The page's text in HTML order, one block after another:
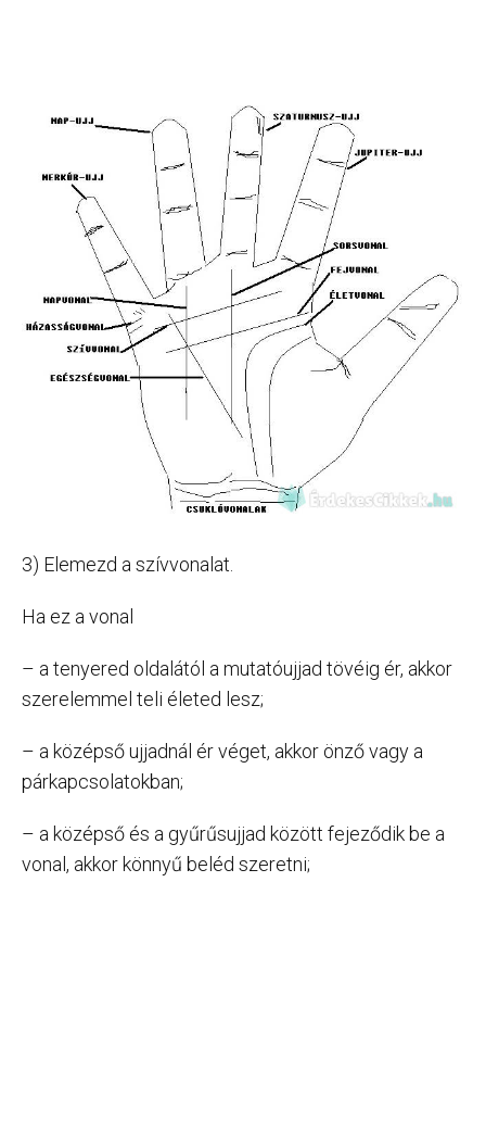
3) Elemezd a szívvonalat.
Ha ez a vonal
– a tenyered oldalától a mutatóujjad tövéig ér, akkor
szerelemmel teli életed lesz;
– a középső ujjadnál ér véget, akkor önző vagy a
párkapcsolatokban;
– a középső és a gyűrűsujjad között fejeződik be a
vonal, akkor könnyű beléd szeretni;